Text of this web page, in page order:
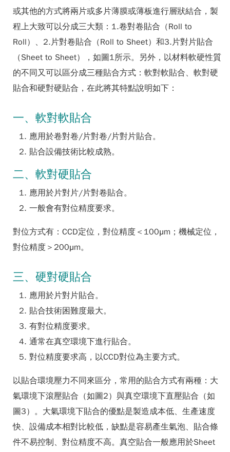
或其他的方式將兩片或多片薄膜或薄板進行層狀結合，製
程上大致可以分成三大類：1.卷對卷貼合（Roll to
Roll）、2.片對卷貼合（Roll to Sheet）和3.片對片貼合
（Sheet to Sheet），如圖1所示。另外，以材料軟硬性質
的不同又可以區分成三種貼合方式：軟對軟貼合、軟對硬
貼合和硬對硬貼合，在此將其特點說明如下：
一、軟對軟貼合
應用於卷對卷/片對卷/片對片貼合。
貼合設備技術比較成熟。
二、軟對硬貼合
應用於片對片/片對卷貼合。
一般會有對位精度要求。
對位方式有：CCD定位，對位精度＜100μm；機械定位，
對位精度＞200μm。
三、硬對硬貼合
應用於片對片貼合。
貼合技術困難度最大。
有對位精度要求。
通常在真空環境下進行貼合。
對位精度要求高，以CCD對位為主要方式。
以貼合環境壓力不同來區分，常用的貼合方式有兩種：大
氣環境下滾壓貼合（如圖2）與真空環境下直壓貼合（如
圖3）。大氣環境下貼合的優點是製造成本低、生產速度
快、設備成本相對比較低，缺點是容易產生氣泡、貼合條
件不易控制、對位精度不高。真空貼合一般應用於Sheet